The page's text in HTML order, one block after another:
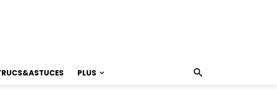
PLUS